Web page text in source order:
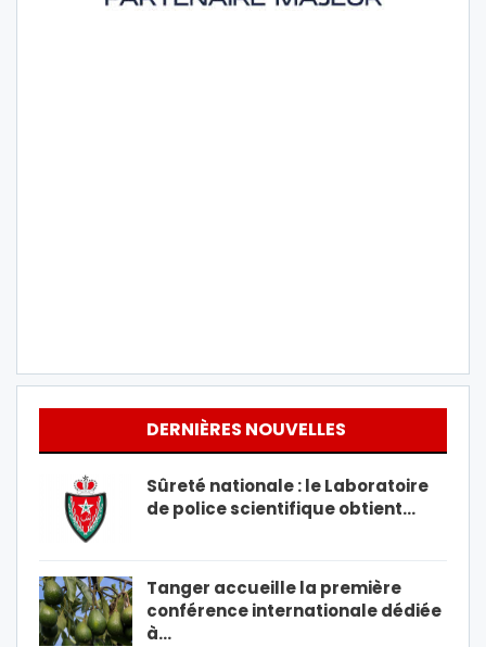
DERNIÈRES NOUVELLES
Sûreté nationale : le Laboratoire
de police scientifique obtient…
Tanger accueille la première
conférence internationale dédiée
à…